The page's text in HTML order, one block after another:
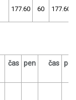
177.60 60 177.60
čas pen čas pen